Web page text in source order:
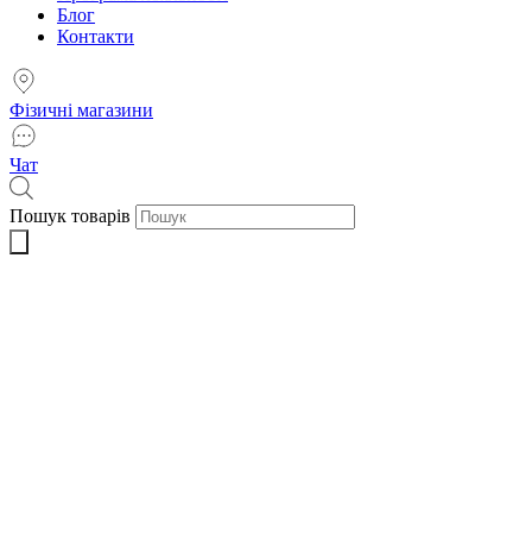
Блог
Контакти
Фізичні магазини
Чат
Пошук товарів